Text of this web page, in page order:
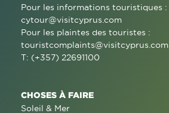
Pour les informations touristiques :
cytour@visitcyprus.com
Pour les plaintes des touristes :
touristcomplaints@visitcyprus.com
T: (+357) 22691100
CHOSES À FAIRE
Soleil & Mer